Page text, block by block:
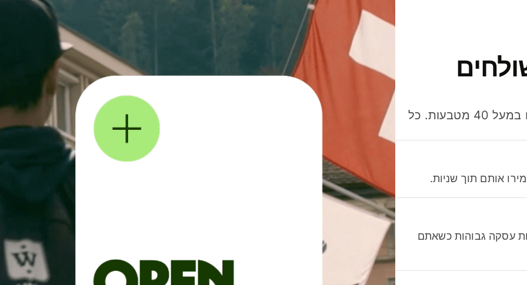
חסכו כסף כשאתo שולחים, מוציאים ומקבלים תשלום במעל 40 מטבעות. כל
אותם תוך שניות.
עסקה גבוהות כשאתם